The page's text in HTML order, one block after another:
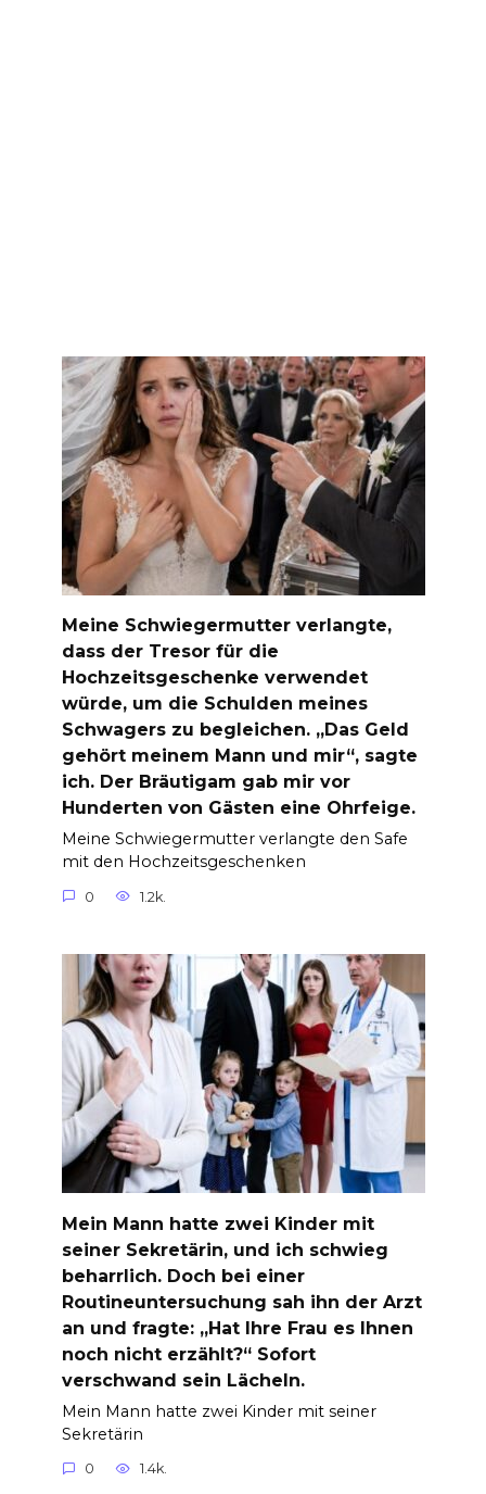
Meine Schwiegermutter verlangte,
dass der Tresor für die
Hochzeitsgeschenke verwendet
würde, um die Schulden meines
Schwagers zu begleichen. „Das Geld
gehört meinem Mann und mir“, sagte
ich. Der Bräutigam gab mir vor
Hunderten von Gästen eine Ohrfeige.
Meine Schwiegermutter verlangte den Safe
mit den Hochzeitsgeschenken
0 1.2k.
Mein Mann hatte zwei Kinder mit
seiner Sekretärin, und ich schwieg
beharrlich. Doch bei einer
Routineuntersuchung sah ihn der Arzt
an und fragte: „Hat Ihre Frau es Ihnen
noch nicht erzählt?“ Sofort
verschwand sein Lächeln.
Mein Mann hatte zwei Kinder mit seiner
Sekretärin
0 1.4k.